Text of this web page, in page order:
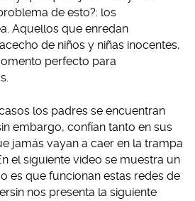
de esto?: los
Aquellos que enredan
de niños y niñas inocentes,
perfecto para
los padres se encuentran
embargo, confían tanto en sus
jamás vayan a caer en la trampa
el siguiente video se muestra un
es que funcionan estas redes de
nos presenta la siguiente